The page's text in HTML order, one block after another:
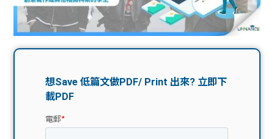
機
學生
大學
生筍
工推
Gui
學生
福利
校園